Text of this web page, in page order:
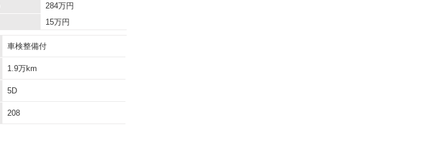
284万円
15万円
車検整備付
1.9万km
5D
208